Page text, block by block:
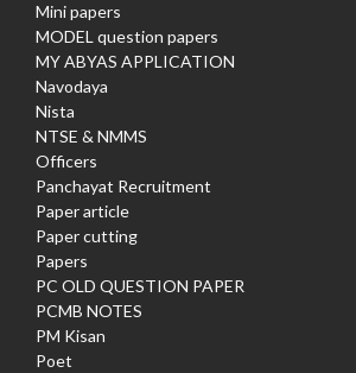
Mini papers
MODEL question papers
MY ABYAS APPLICATION
Navodaya
Nista
NTSE & NMMS
Officers
Panchayat Recruitment
Paper article
Paper cutting
Papers
PC OLD QUESTION PAPER
PCMB NOTES
PM Kisan
Poet